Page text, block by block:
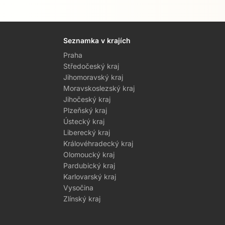
Seznamka v krajích
Praha
Středočeský kraj
Jihomoravský kraj
Moravskoslezský kraj
Jihočeský kraj
Plzeňský kraj
Ústecký kraj
Liberecký kraj
Královéhradecký kraj
Olomoucký kraj
Pardubický kraj
Karlovarský kraj
Vysočina
Zlínský kraj